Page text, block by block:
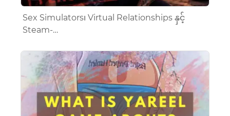
Sex Simulators၊ Virtual Relationships နှင့်
Steam-…